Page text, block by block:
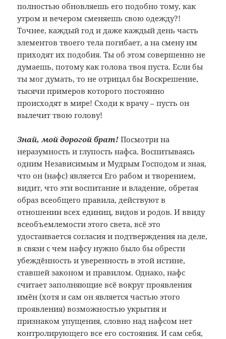
полностью обновляешь его подобно тому, как
утром и вечером сменяешь свою одежду?!
Точнее, каждый год и даже каждый день часть
элементов твоего тела погибает, а на смену им
приходят их подобия. Ты об этом совершенно не
думаешь, потому как голова твоя пуста. Если бы
ты мог думать, то не отрицал бы Воскрешение,
тысячи примеров которого постоянно
происходят в мире! Сходи к врачу – пусть он
вылечит твою голову!
Знай, мой дорогой брат! Посмотри на
неразумность и глупость нафса. Воспитываясь
одним Независимым и Мудрым Господом и зная,
что он (нафс) является Его рабом и творением,
видит, что эти воспитание и владение, обретая
образ всеобщего правила, действуют в
отношении всех единиц, видов и родов. И ввиду
всеобъемлемости этого света, всё это
удостаивается согласия и подтверждения на деле,
в связи с чем нафсу нужно было бы обрести
убеждённость и уверенность в этой истине,
ставшей законом и правилом. Однако, нафс
считает заполняющие всё вокруг проявления
имён (хотя и сам он является частью этого
проявления) возможностью укрытия и
признаком упущения, словно над нафсом нет
контролирующего все его состояния. И сам себя,